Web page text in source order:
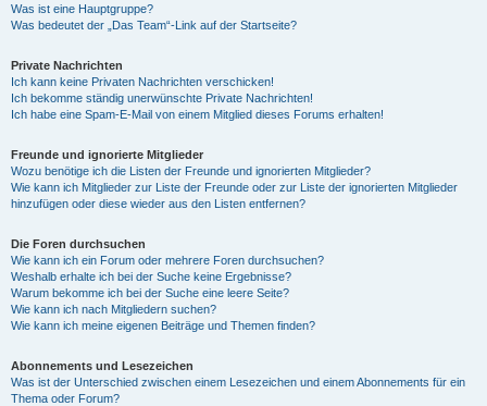
Was ist eine Hauptgruppe?
Was bedeutet der „Das Team“-Link auf der Startseite?
Private Nachrichten
Ich kann keine Privaten Nachrichten verschicken!
Ich bekomme ständig unerwünschte Private Nachrichten!
Ich habe eine Spam-E-Mail von einem Mitglied dieses Forums erhalten!
Freunde und ignorierte Mitglieder
Wozu benötige ich die Listen der Freunde und ignorierten Mitglieder?
Wie kann ich Mitglieder zur Liste der Freunde oder zur Liste der ignorierten Mitglieder
hinzufügen oder diese wieder aus den Listen entfernen?
Die Foren durchsuchen
Wie kann ich ein Forum oder mehrere Foren durchsuchen?
Weshalb erhalte ich bei der Suche keine Ergebnisse?
Warum bekomme ich bei der Suche eine leere Seite?
Wie kann ich nach Mitgliedern suchen?
Wie kann ich meine eigenen Beiträge und Themen finden?
Abonnements und Lesezeichen
Was ist der Unterschied zwischen einem Lesezeichen und einem Abonnements für ein
Thema oder Forum?